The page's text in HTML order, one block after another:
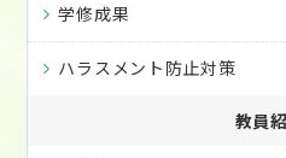
学修成果
ハラスメント防止対策
教員